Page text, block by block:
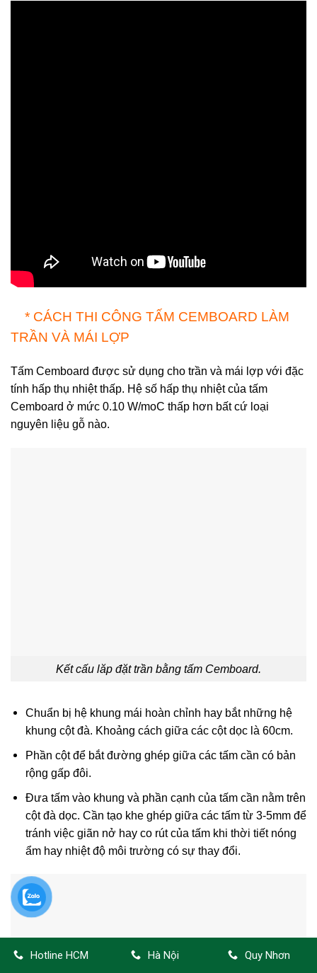
* CÁCH THI CÔNG TẤM CEMBOARD LÀM
TRẦN VÀ MÁI LỢP
Tấm Cemboard được sử dụng cho trần và mái lợp với đặc
tính hấp thụ nhiệt thấp. Hệ số hấp thụ nhiệt của tấm
Cemboard ở mức 0.10 W/moC thấp hơn bất cứ loại
nguyên liệu gỗ nào.
Kết cấu lăp đặt trần bằng tấm Cemboard.
Chuẩn bị hệ khung mái hoàn chỉnh hay bắt những hệ
khung cột đà. Khoảng cách giữa các cột dọc là 60cm.
Phần cột để bắt đường ghép giữa các tấm cần có bản
rộng gấp đôi.
Đưa tấm vào khung và phần cạnh của tấm cần nằm trên
cột đà dọc. Cần tạo khe ghép giữa các tấm từ 3-5mm để
tránh việc giãn nở hay co rút của tấm khi thời tiết nóng
ẩm hay nhiệt độ môi trường có sự thay đổi.
Hotline HCM Hà Nội Quy Nhơn